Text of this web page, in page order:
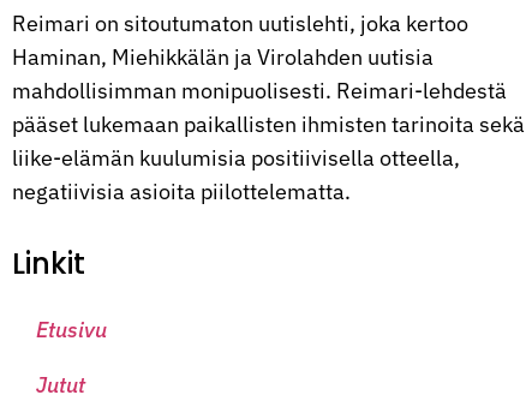
Reimari on sitoutumaton uutislehti, joka kertoo
Haminan, Miehikkälän ja Virolahden uutisia
mahdollisimman monipuolisesti. Reimari-lehdestä
pääset lukemaan paikallisten ihmisten tarinoita sekä
liike-elämän kuulumisia positiivisella otteella,
negatiivisia asioita piilottelematta.
Linkit
Etusivu
Jutut